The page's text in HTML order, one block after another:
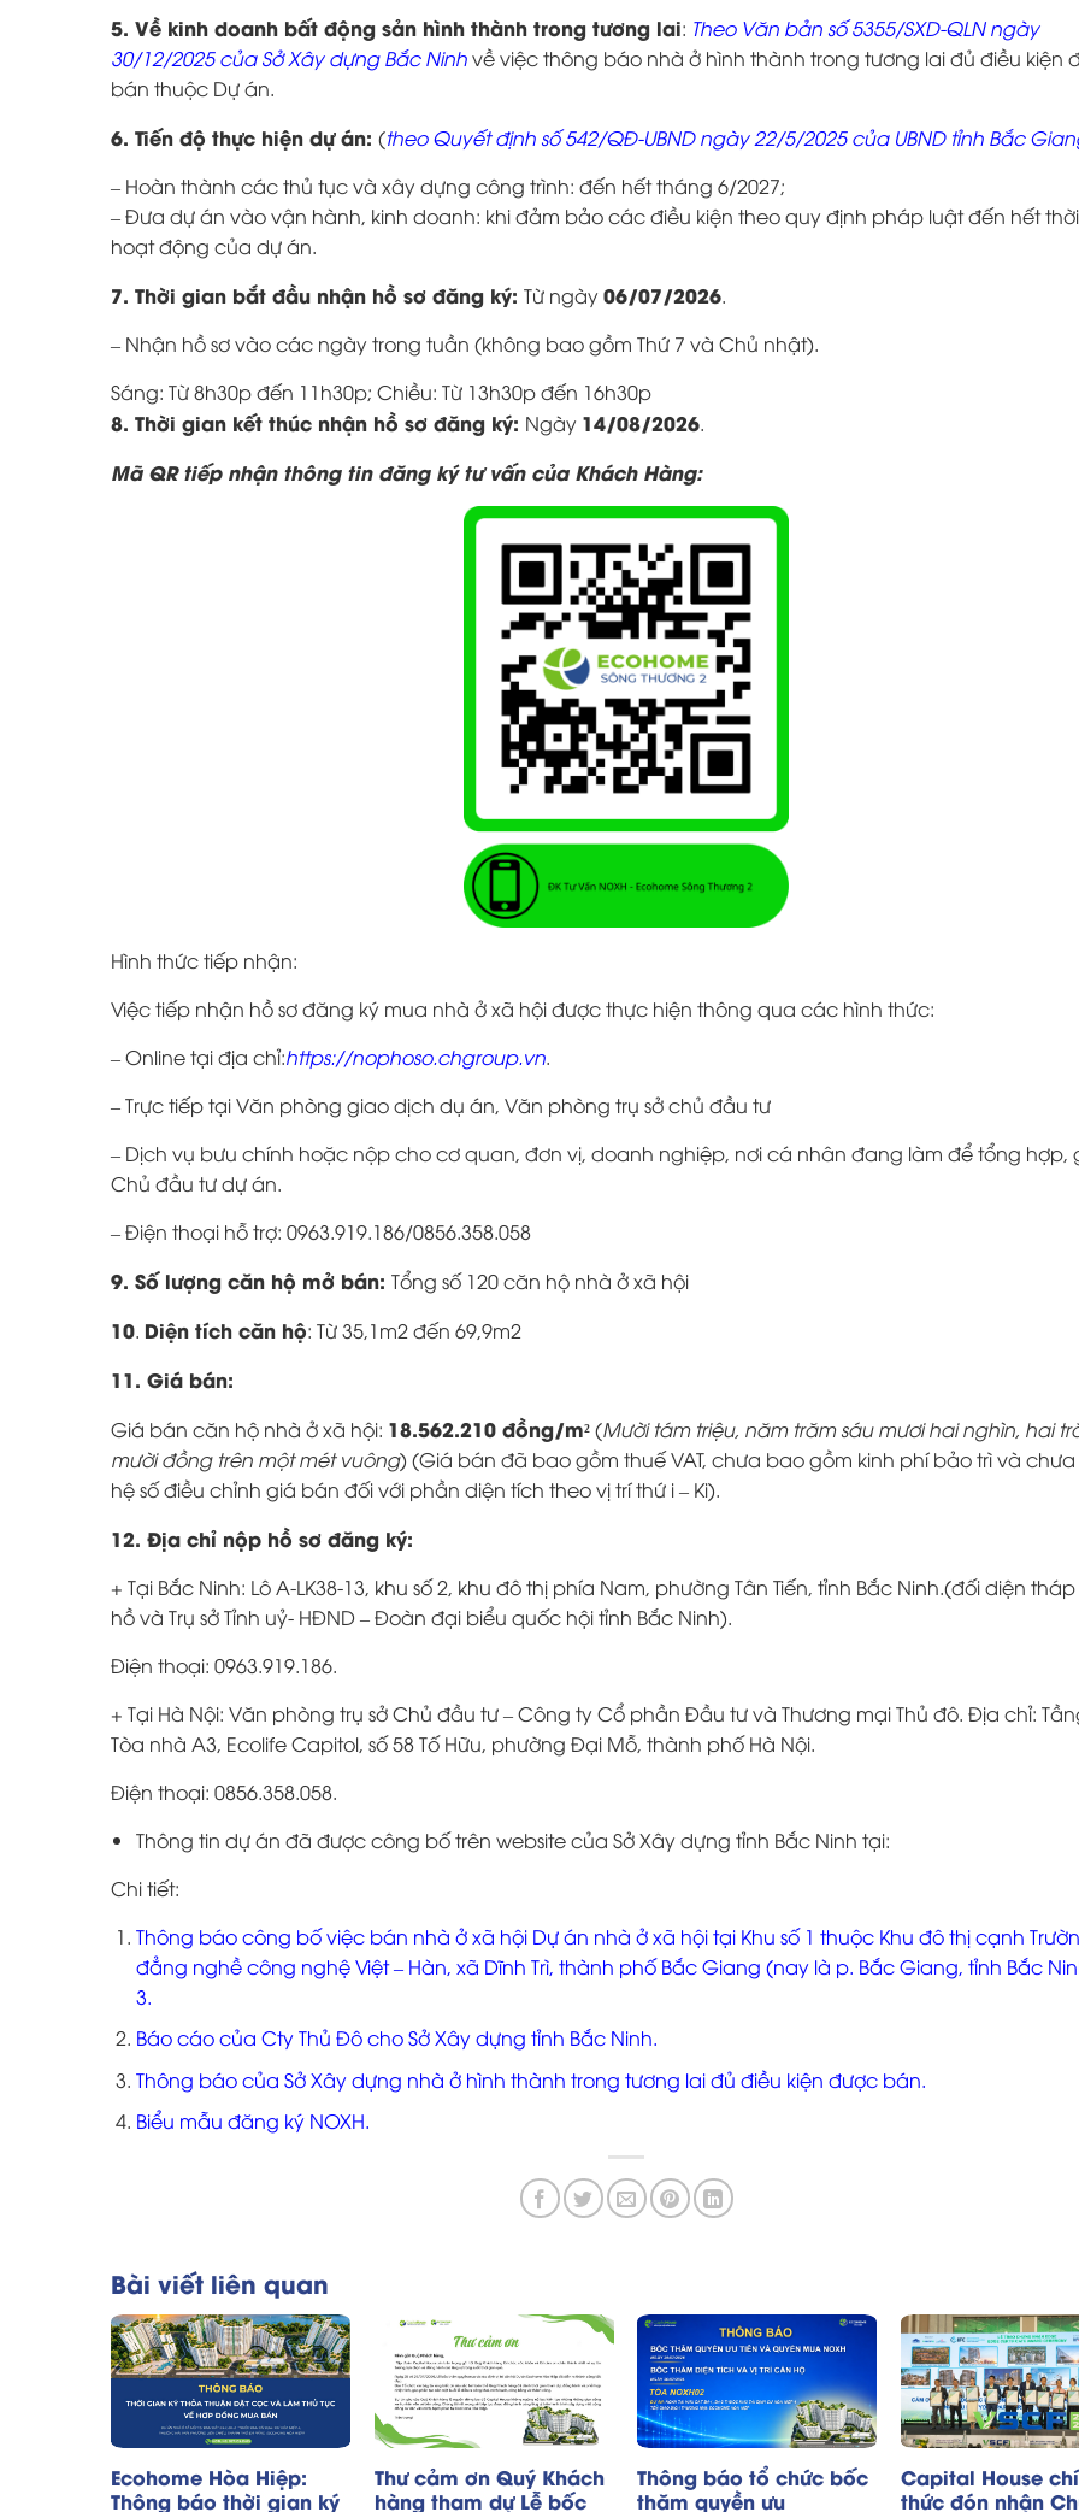
5. Về kinh doanh bất động sản hình thành trong tương lai: Theo Văn bản số 5355/SXD-QLN ngày
30/12/2025 của Sở Xây dựng Bắc Ninhvề việc thông báo nhà ở hình thành trong tương lai đủ điều kiện
bán thuộc Dự án.
6. Tiến độ thực hiện dự án: (theo Quyết định số 542/QĐ-UBND ngày22/5/2025 của UBND tỉnh Bắc
– Hoàn thành các thủ tục và xây dựng công trình: đến hết tháng 6/2027;
– Đưa dự án vào vận hành, kinh doanh: khi đảm bảo các điều kiện theo quy định pháp luật đến hết
hoạt động của dự án.
7. Thời gian bắt đầu nhận hồ sơ đăng ký: Từ ngày06/07/2026.
– Nhận hồ sơ vào các ngày trong tuần (không bao gồm Thứ 7 và Chủ nhật).
Sáng: Từ 8h30p đến 11h30p; Chiều: Từ 13h30p đến 16h30p
8. Thời gian kết thúc nhận hồ sơ đăng ký: Ngày 14/08/2026.
Mã QR tiếp nhận thông tin đăng ký tư vấn của Khách Hàng:
Hình thức tiếp nhận:
Việc tiếp nhận hồ sơ đăng ký mua nhà ở xã hội được thực hiện thông qua các hình thức:
– Online tại địa chỉ:https://nophoso.chgroup.vn.
– Trực tiếp tại Văn phòng giao dịch dụ án, Văn phòng trụ sở chủ đầu tư
– Dịch vụ bưu chính hoặc nộp cho cơ quan, đơn vị, doanh nghiệp, nơi cá nhân đang làm để tổng hợp,
Chủ đầu tư dự án.
– Điện thoại hỗ trợ: 0963.919.186/0856.358.058
9. Số lượng căn hộ mở bán: Tổng số 120 căn hộ nhà ở xã hội
10. Diện tích căn hộ: Từ 35,1m2 đến 69,9m2
11. Giá bán:
Giá bán căn hộ nhà ở xã hội: 18.562.210 đồng/m²(Mười tám triệu, năm trăm sáu mươi hai nghìn, hai
mười đồng trên một mét vuông) (Giá bán đã bao gồm thuế VAT, chưa bao gồm kinh phí bảo trì và chưa
hệ số điều chỉnh giá bán đối với phần diện tích theo vị trí thứ i – Ki).
12. Địa chỉ nộp hồ sơ đăng ký:
+ Tại Bắc Ninh: Lô A-LK38-13, khu số 2, khu đô thị phía Nam, phường Tân Tiến, tỉnh Bắc Ninh.(đối diện
hồ và Trụ sở Tỉnh uỷ- HĐND – Đoàn đại biểu quốc hội tỉnh Bắc Ninh).
Điện thoại: 0963.919.186.
+ Tại Hà Nội: Văn phòng trụ sở Chủ đầu tư – Công ty Cổ phần Đầu tư và Thương mại Thủ đô. Địa chỉ:
Tòa nhà A3, Ecolife Capitol, số 58 Tố Hữu, phường Đại Mỗ, thành phố Hà Nội.
Điện thoại: 0856.358.058.
Thông tin dự án đã được công bố trên website của Sở Xây dựng tỉnh Bắc Ninh tại:
Chi tiết:
Thông báo công bố việc bán nhà ở xã hội Dự án nhà ở xã hội tại Khu số 1 thuộc Khu đô thị cạnh
đẳng nghề công nghệ Việt – Hàn, xã Dĩnh Trì, thành phố Bắc Giang (nay là p. Bắc Giang, tỉnh Bắc
3.
Báo cáo của Cty Thủ Đô cho Sở Xây dựng tỉnh Bắc Ninh.
Thông báo của Sở Xây dựng nhà ở hình thành trong tương lai đủ điều kiện được bán.
Biểu mẫu đăng ký NOXH.
Bài viết liên quan
Ecohome Hòa Hiệp:
Thông báo thời gian ký
Thư cảm ơn Quý Khách
hàng tham dự Lễ bốc
Thông báo tổ chức bốc
thăm quyền ưu
Capital House
thức đón nhận